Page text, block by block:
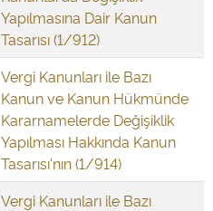
Yapılmasına Dair Kanun
Tasarısı (1/912)
Vergi Kanunları ile Bazı
Kanun ve Kanun Hükmünde
Kararnamelerde Değişiklik
Yapılması Hakkında Kanun
Tasarısı'nın (1/914)
Vergi Kanunları ile Bazı